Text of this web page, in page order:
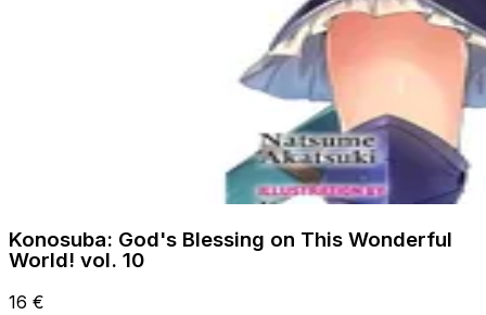
Konosuba: God's Blessing on This Wonderful
World! vol. 10
16 €